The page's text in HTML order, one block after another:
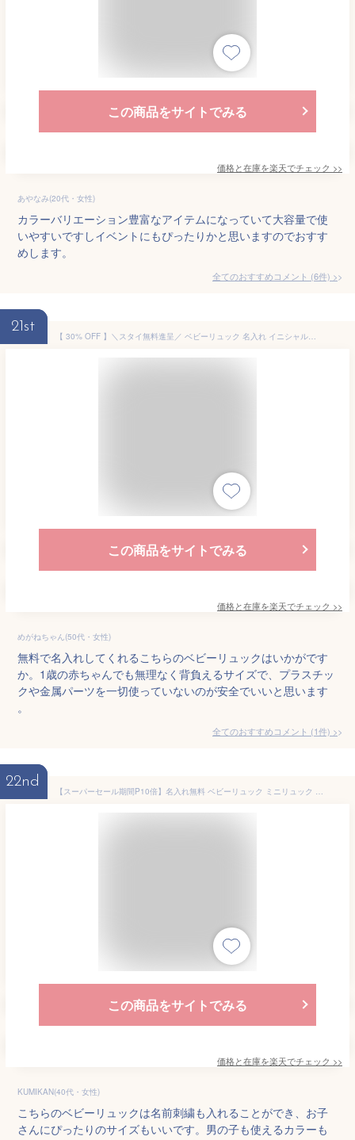
この商品をサイトでみる
価格と在庫を楽天でチェック >>
あやなみ(20代・女性)
カラーバリエーション豊富なアイテムになっていて大容量で使
いやすいですしイベントにもぴったりかと思いますのでおすす
めします。
全てのおすすめコメント (6件) >
21st
【 30% OFF 】＼スタイ無料進呈／ ベビーリュック 名入れ イニシャルリュック 1才 リュックサック 男の子 女の子 出産祝い 赤ちゃん リュック 誕生日 プレゼント 一升餅 リュック 1歳 リュック 名前入り ベビーリュック 幼稚園 入園グッズ 保育園 孫 赤ちゃん プレゼント
この商品をサイトでみる
価格と在庫を楽天でチェック >>
めがねちゃん(50代・女性)
無料で名入れしてくれるこちらのベビーリュックはいかがです
か。1歳の赤ちゃんでも無理なく背負えるサイズで、プラスチッ
クや金属パーツを一切使っていないのが安全でいいと思います
。
全てのおすすめコメント (1件) >
22nd
【スーパーセール期間P10倍】名入れ無料 ベビーリュック ミニリュック イニシャル お名前 刺繍 出産祝い 1歳誕生日 初節句 一升餅 背守り 一生餅お祝い 内祝い ギフトセット プレゼント 選び取りカード 保育園 入園 入学 リュックサック 6L ベビー emoka プレゼント
この商品をサイトでみる
価格と在庫を楽天でチェック >>
KUMIKAN(40代・女性)
こちらのベビーリュックは名前刺繍も入れることができ、お子
さんにぴったりのサイズもいいです。男の子も使えるカラーも